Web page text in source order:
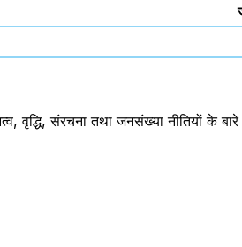
संरचना तथा जनसंख्या नीतियों के बारे